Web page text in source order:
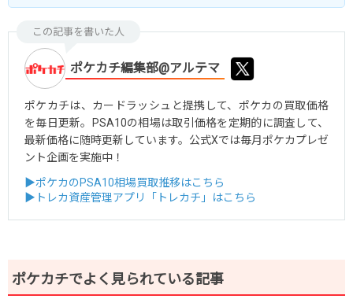
この記事を書いた人
ポケカチ編集部@アルテマ
ポケカチは、カードラッシュと提携して、ポケカの買取価格
を毎日更新。PSA10の相場は取引価格を定期的に調査して、
最新価格に随時更新しています。公式Xでは毎月ポケカプレゼ
ント企画を実施中！
▶ポケカのPSA10相場買取推移はこちら
▶トレカ資産管理アプリ「トレカチ」はこちら
ポケカチでよく見られている記事